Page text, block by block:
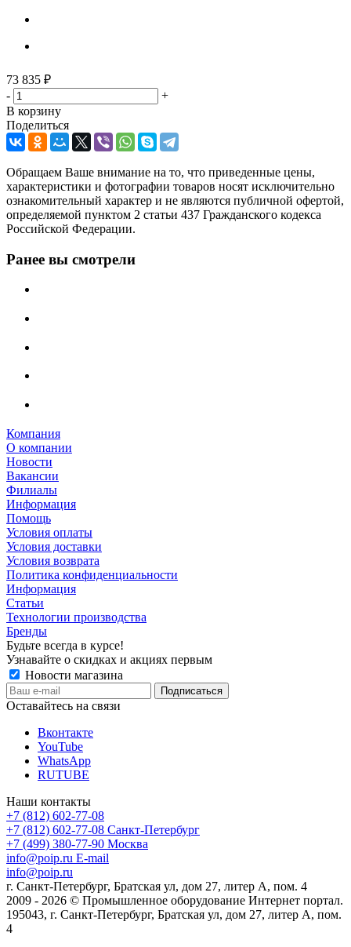
73 835 ₽
-
+
В корзину
Поделиться
Обращаем Ваше внимание на то, что приведенные цены,
характеристики и фотографии товаров носят исключительно
ознакомительный характер и не являются публичной офертой,
определяемой пунктом 2 статьи 437 Гражданского кодекса
Российской Федерации.
Ранее вы смотрели
Компания
О компании
Новости
Вакансии
Филиалы
Информация
Помощь
Условия оплаты
Условия доставки
Условия возврата
Политика конфиденциальности
Информация
Статьи
Технологии производства
Бренды
Будьте всегда в курсе!
Узнавайте о скидках и акциях первым
Новости магазина
Оставайтесь на связи
Вконтакте
YouTube
WhatsApp
RUTUBE
Наши контакты
+7 (812) 602-77-08
+7 (812) 602-77-08 Санкт-Петербург
+7 (499) 380-77-90 Москва
info@poip.ru E-mail
info@poip.ru
г. Санкт-Петербург, Братская ул, дом 27, литер А, пом. 4
2009 - 2026 © Промышленное оборудование Интернет портал.
195043, г. Санкт-Петербург, Братская ул, дом 27, литер А, пом.
4